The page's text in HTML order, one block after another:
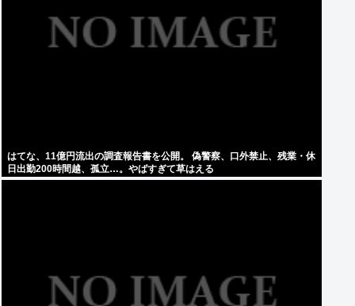
はてな、11億円流出の調査報告書を公開。 偽警察、口外禁止、残業・休
日出勤200時間越、孤立…。やばすぎて草はえる